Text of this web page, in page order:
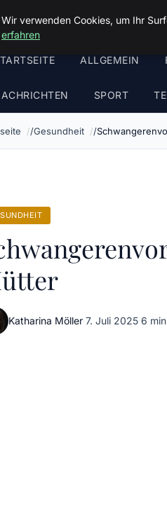
ALLGEMEIN
SPORT
Gesundheit
Katharina Möller·7. Juli 2025·6 min
Wir verwenden Cookies, um Ihr
erfahren